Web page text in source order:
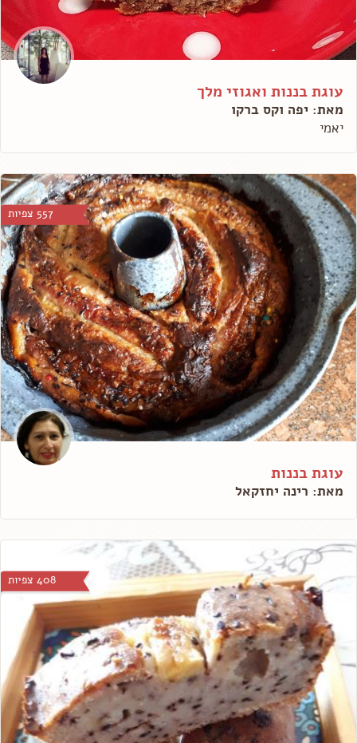
עוגת בננות ואגוזי מלך
מאת: יפה וקס ברקו
יאמי
557 צפיות
עוגת בננות
מאת: רינה יחזקאל
408 צפיות